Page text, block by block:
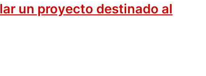
un proyecto destinado al